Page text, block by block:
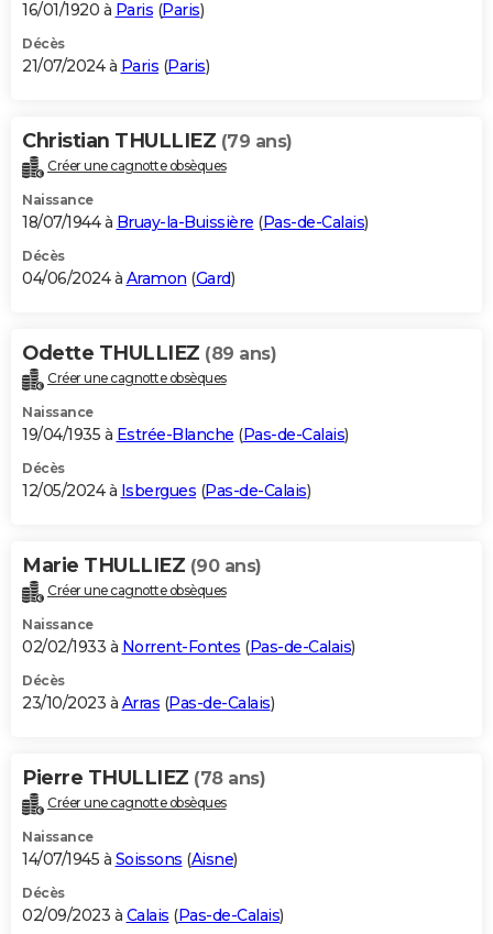
16/01/1920 à Paris (Paris)
Décès
21/07/2024 à Paris (Paris)
Christian THULLIEZ (79 ans)
Créer une cagnotte obsèques
Naissance
18/07/1944 à Bruay-la-Buissière (Pas-de-Calais)
Décès
04/06/2024 à Aramon (Gard)
Odette THULLIEZ (89 ans)
Créer une cagnotte obsèques
Naissance
19/04/1935 à Estrée-Blanche (Pas-de-Calais)
Décès
12/05/2024 à Isbergues (Pas-de-Calais)
Marie THULLIEZ (90 ans)
Créer une cagnotte obsèques
Naissance
02/02/1933 à Norrent-Fontes (Pas-de-Calais)
Décès
23/10/2023 à Arras (Pas-de-Calais)
Pierre THULLIEZ (78 ans)
Créer une cagnotte obsèques
Naissance
14/07/1945 à Soissons (Aisne)
Décès
02/09/2023 à Calais (Pas-de-Calais)